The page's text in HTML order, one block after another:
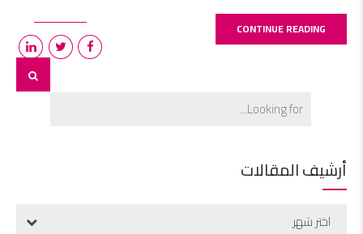
CONTINUE READING
أرشيف المقالات
اختر شهر